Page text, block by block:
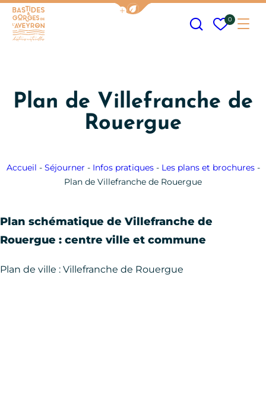
Afficher la barre de navigation
Mes
0
Plan de Villefranche de
Rouergue
Accueil - Séjourner - Infos pratiques - Les plans et brochures -
Plan de Villefranche de Rouergue
Plan schématique de Villefranche de
Rouergue : centre ville et commune
Plan de ville : Villefranche de Rouergue